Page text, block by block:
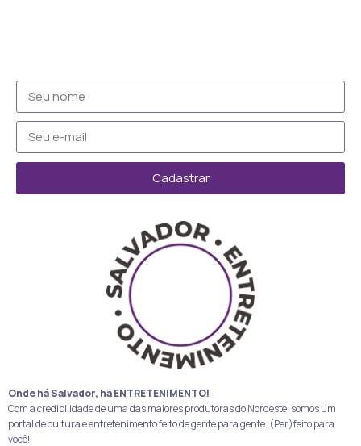
Cadastrar
Onde há Salvador, há ENTRETENIMENTO!
Com a credibilidade de uma das maiores produtoras do Nordeste, somos um
portal de cultura e entretenimento feito de gente para gente. (Per)feito para
você!